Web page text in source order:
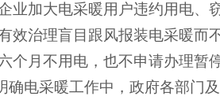
业加大电采暖用户违约用电、
效治理盲目跟风报装电采暖而
个月不用电，也不申请办理暂
确电采暖工作中，政府各部门